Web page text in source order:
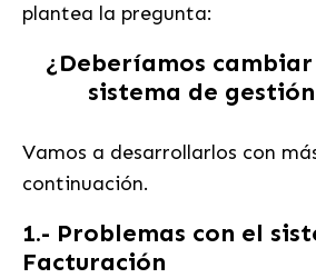
plantea la pregunta:
¿Deberíamos
sistema de
Vamos a desarrollarlos con
continuación.
1.- Problemas con el
Facturación